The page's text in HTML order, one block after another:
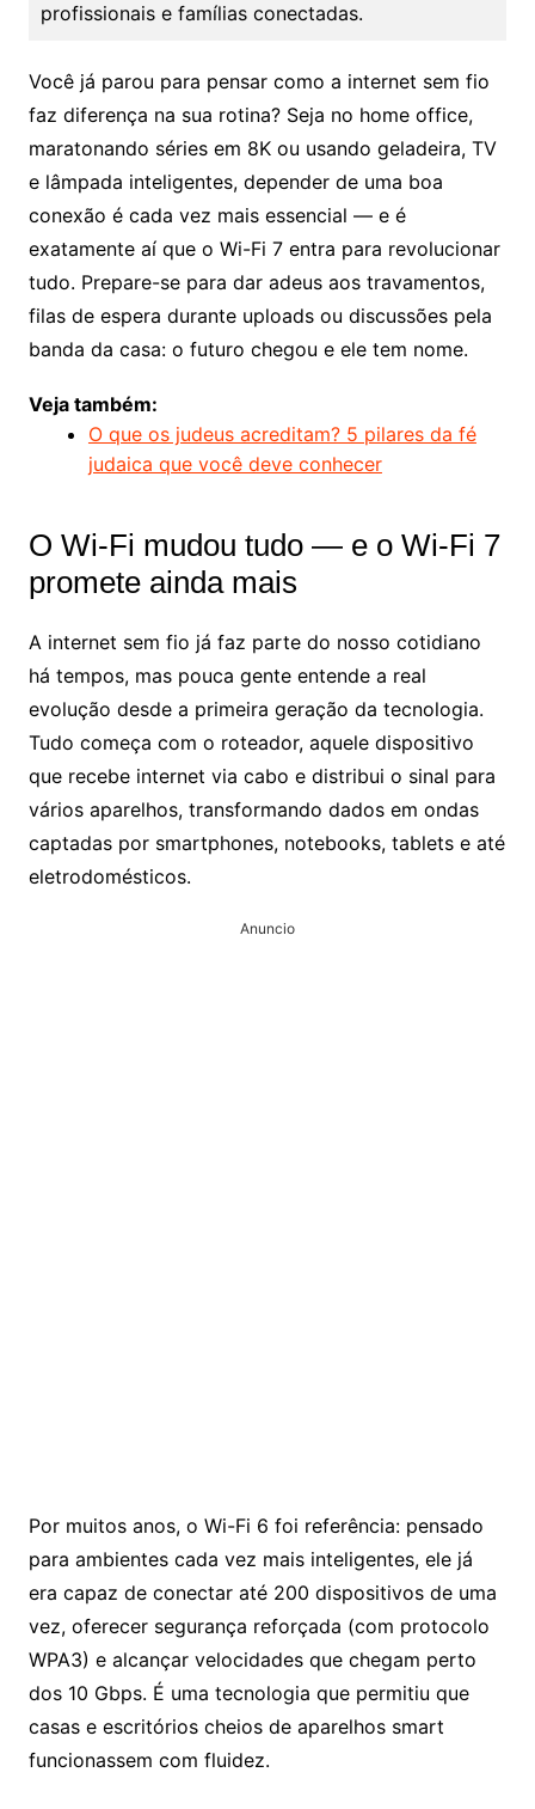
profissionais e famílias conectadas.
Você já parou para pensar como a internet sem fio
faz diferença na sua rotina? Seja no home office,
maratonando séries em 8K ou usando geladeira, TV
e lâmpada inteligentes, depender de uma boa
conexão é cada vez mais essencial — e é
exatamente aí que o Wi-Fi 7 entra para revolucionar
tudo. Prepare-se para dar adeus aos travamentos,
filas de espera durante uploads ou discussões pela
banda da casa: o futuro chegou e ele tem nome.
Veja também:
O que os judeus acreditam? 5 pilares da fé
judaica que você deve conhecer
O Wi-Fi mudou tudo — e o Wi-Fi 7
promete ainda mais
A internet sem fio já faz parte do nosso cotidiano
há tempos, mas pouca gente entende a real
evolução desde a primeira geração da tecnologia.
Tudo começa com o roteador, aquele dispositivo
que recebe internet via cabo e distribui o sinal para
vários aparelhos, transformando dados em ondas
captadas por smartphones, notebooks, tablets e até
eletrodomésticos.
Anuncio
Por muitos anos, o Wi-Fi 6 foi referência: pensado
para ambientes cada vez mais inteligentes, ele já
era capaz de conectar até 200 dispositivos de uma
vez, oferecer segurança reforçada (com protocolo
WPA3) e alcançar velocidades que chegam perto
dos 10 Gbps. É uma tecnologia que permitiu que
casas e escritórios cheios de aparelhos smart
funcionassem com fluidez.